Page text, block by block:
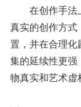
在创作手法
真实的创作方式
置，并在合理化
集的延续性更强
物真实和艺术虚